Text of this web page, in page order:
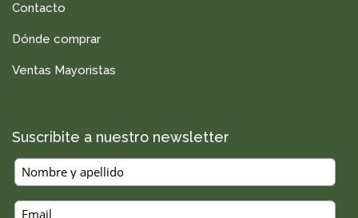
Contacto
Dónde comprar
Ventas Mayoristas
Suscribite a nuestro newsletter